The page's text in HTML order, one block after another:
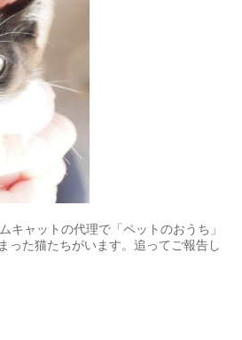
キャットの代理で「ペットのおうち」
った猫たちがいます。追ってご報告し